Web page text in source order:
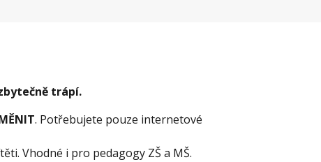
trápí.
. Potřebujete pouze internetové
Vhodné i pro pedagogy ZŠ a MŠ.